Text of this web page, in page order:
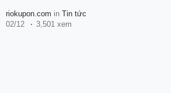
riokupon.com in Tin tức
02/12
3,501 xem